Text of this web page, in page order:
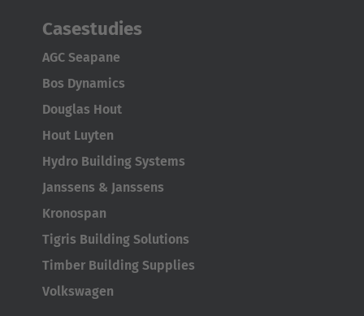
Türkiye
Türkçe
English Neutral
Casestudies
AGC Seapane
Bos Dynamics
Douglas Hout
Hout Luyten
Hydro Building Systems
Janssens & Janssens
Kronospan
Tigris Building Solutions
Timber Building Supplies
Volkswagen